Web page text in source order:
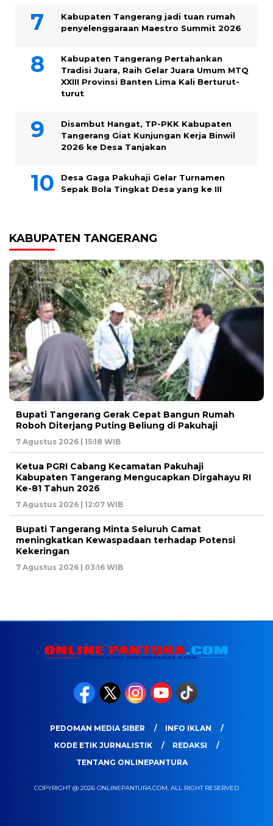
Kabupaten Tangerang jadi tuan rumah
penyelenggaraan Maestro Summit 2026
Kabupaten Tangerang Pertahankan
Tradisi Juara, Raih Gelar Juara Umum MTQ
XXIII Provinsi Banten Lima Kali Berturut-
turut
Disambut Hangat, TP-PKK Kabupaten
Tangerang Giat Kunjungan Kerja Binwil
2026 ke Desa Tanjakan
Desa Gaga Pakuhaji Gelar Turnamen
Sepak Bola Tingkat Desa yang ke III
KABUPATEN TANGERANG
Bupati Tangerang Gerak Cepat Bangun Rumah
Roboh Diterjang Puting Beliung di Pakuhaji
7 Agustus 2026 | 15:18 WIB
Ketua PGRI Cabang Kecamatan Pakuhaji
Kabupaten Tangerang Mengucapkan Dirgahayu RI
Ke-81 Tahun 2026
7 Agustus 2026 | 12:07 WIB
Bupati Tangerang Minta Seluruh Camat
meningkatkan Kewaspadaan terhadap Potensi
Kekeringan
7 Agustus 2026 | 03:16 WIB
PEDOMAN MEDIA SIBER
INFO IKLAN
KODE ETIK JURNALISTIK
REDAKSI
TENTANG ONLINEPANTURA
COPYRIGHT @ 2026 ONLINEPANTURA.COM, ALL RIGHT RESERVED